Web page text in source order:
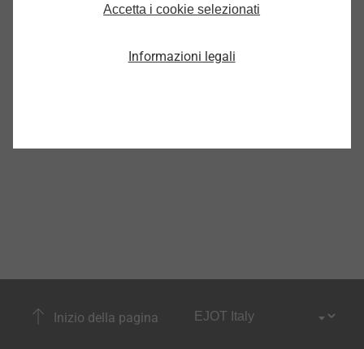
vetro
Seleziona
Inizio della pagina
Accetta i cookie selezionati
Informazioni legali